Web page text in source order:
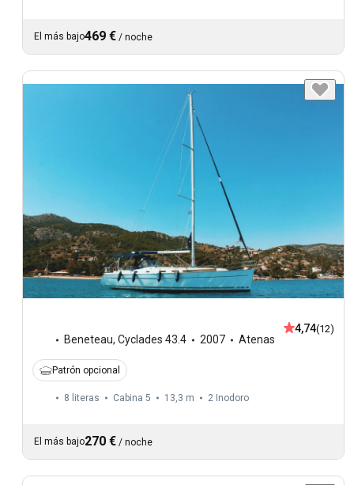
El más bajo469 € / noche
Beneteau, Cyclades 43.4 2007 Atenas
4,74(12)
Patrón opcional
8 literas Cabina 5 13,3 m 2 Inodoro
El más bajo270 € / noche